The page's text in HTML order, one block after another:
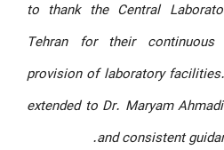
to thank the Central
Tehran for their
provision of laboratory
extended to Dr. Maryam
and consistent